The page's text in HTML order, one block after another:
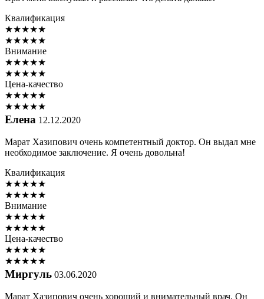
Квалификация
★★★★★
★★★★★
Внимание
★★★★★
★★★★★
Цена-качество
★★★★★
★★★★★
Елена 12.12.2020
Марат Хазипович очень компетентный доктор. Он выдал мне
необходимое заключение. Я очень довольна!
Квалификация
★★★★★
★★★★★
Внимание
★★★★★
★★★★★
Цена-качество
★★★★★
★★★★★
Миргуль 03.06.2020
Марат Хазипович очень хороший и внимательный врач. Он